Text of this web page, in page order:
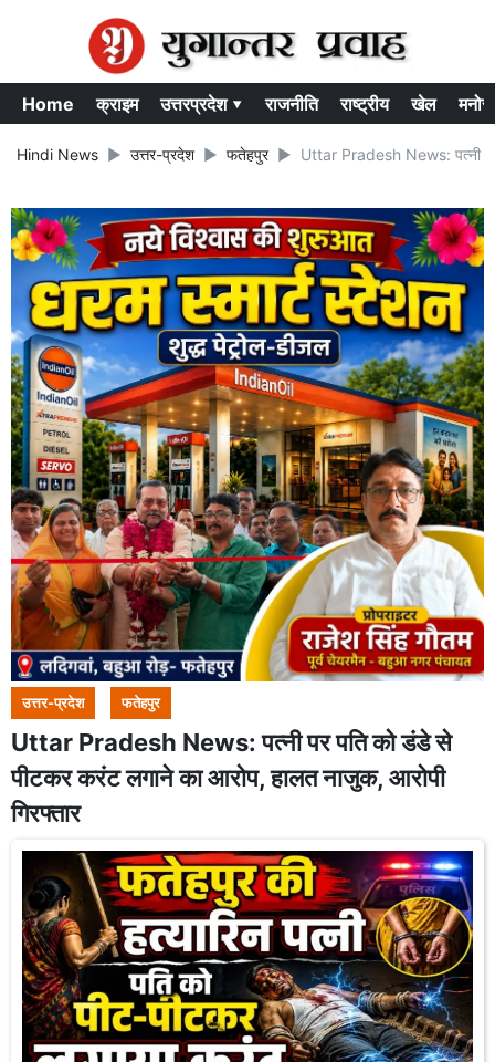
Home क्राइम उत्तरप्रदेश ▾ राजनीति राष्ट्रीय खेल
Hindi News उत्तर-प्रदेश फतेहपुर Uttar Pradesh News: पत्नी
उत्तर-प्रदेश फतेहपुर
Uttar Pradesh News: पत्नी पर पति को डंडे से
पीटकर करंट लगाने का आरोप, हालत नाजुक, आरोपी
गिरफ्तार